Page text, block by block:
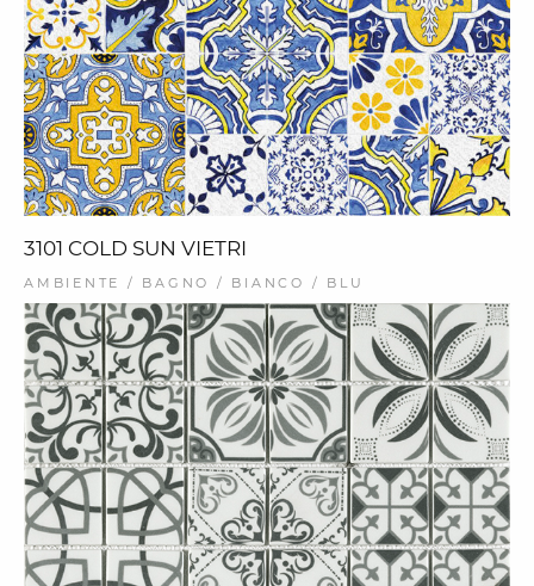
3101 COLD SUN VIETRI
AMBIENTE / BAGNO / BIANCO / BLU